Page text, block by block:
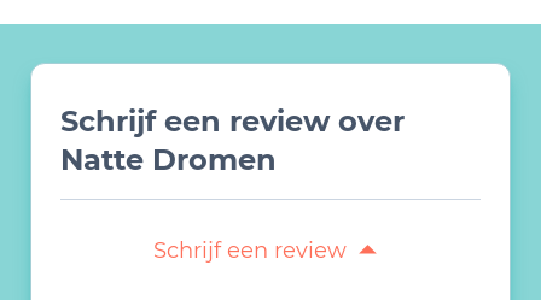
Schrijf een review over
Natte Dromen
Schrijf een review